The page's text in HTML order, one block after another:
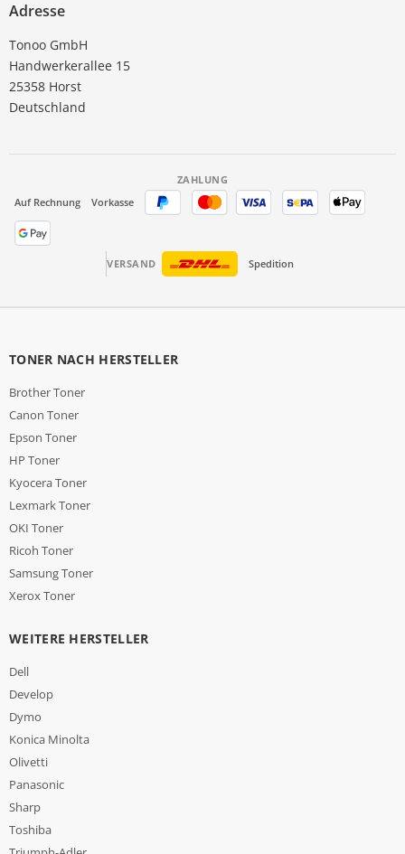
Adresse
Tonoo GmbH
Handwerkerallee 15
25358 Horst
Deutschland
ZAHLUNG
Auf Rechnung
Vorkasse
VERSAND Spedition
TONER NACH HERSTELLER
Brother Toner
Canon Toner
Epson Toner
HP Toner
Kyocera Toner
Lexmark Toner
OKI Toner
Ricoh Toner
Samsung Toner
Xerox Toner
WEITERE HERSTELLER
Dell
Develop
Dymo
Konica Minolta
Olivetti
Panasonic
Sharp
Toshiba